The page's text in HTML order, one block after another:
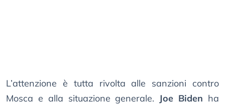
L’attenzione è tutta rivolta alle sanzioni contro
Mosca e alla situazione generale. Joe Biden ha